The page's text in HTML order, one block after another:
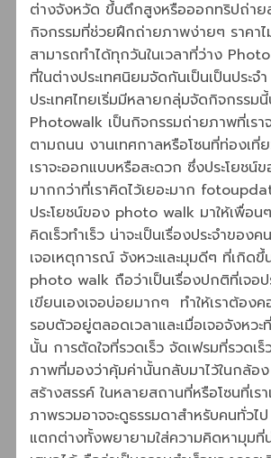
ต่างจังหวัด ขึ้นตึกสูงหรือออกทริปถ่า
กิจกรรมที่ช่วยฝึกถ่ายภาพง่ายๆ ราคา
สามารถทำได้ทุกวันในเวลาที่ว่าง
ที่ในต่างประเทศนิยมจัดกันเป็นเป็นประจ
ประเทศไทยเริ่มมีหลายกลุ่มจัดกิจกรร
Photowalk เป็นกิจกรรมถ่ายภาพที่เรา
ตามถนน งานเทศกาลหรือโซนที่ท่องเที่
เราจะออกแบบหรือสะดวก ซึ่งประโยชน์
มากกว่าที่เราคิดไว้เยอะมาก
ประโยชน์ของ photo walk มาให้เพื่อน
คิดเร็วทำเร็ว น่าจะเป็นเรื่องประจำของ
เจอเหตุการณ์ จังหวะและมุมดีๆ ที่เกิดขึ้
photo walk ถือว่าเป็นเรื่องปกติที่เจอ
เขียนเองเจอบ่อยมากๆ ทำให้เราต้อง
รอบตัวอยู่ตลอดเวลาและเมื่อเจอจังหวะ
นั้น การตัดใจที่รวดเร็ว จัดเฟรมที่รวดเร็
ภาพที่มองว่าคุ้มค่านั้นกลับมาไว้ในกล้อ
สร้างสรรค์ ในหลายสถานที่หรือโซนที่เร
ภาพรวมอาจจะดูธรรมดาสำหรับคนทั่วไ
แตกต่างทั้งพยายามใส่ความคิดหามุมที่